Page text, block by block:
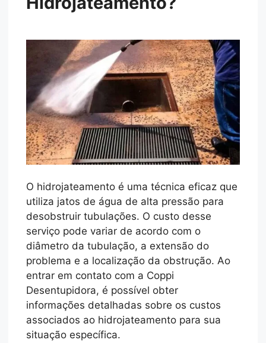
O hidrojateamento é uma técnica eficaz que
utiliza jatos de água de alta pressão para
desobstruir tubulações. O custo desse
serviço pode variar de acordo com o
diâmetro da tubulação, a extensão do
problema e a localização da obstrução. Ao
entrar em contato com a Coppi
Desentupidora, é possível obter
informações detalhadas sobre os custos
associados ao hidrojateamento para sua
situação específica.